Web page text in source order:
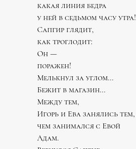
какая линия бедра
у ней в седьмом часу утра!
Сапгир глядит,
как троглодит:
Он —
поражен!
Мелькнул за углом...
Бежит в магазин...
Между тем,
Игорь и Ева занялись тем,
чем занимался с Евой
Адам.